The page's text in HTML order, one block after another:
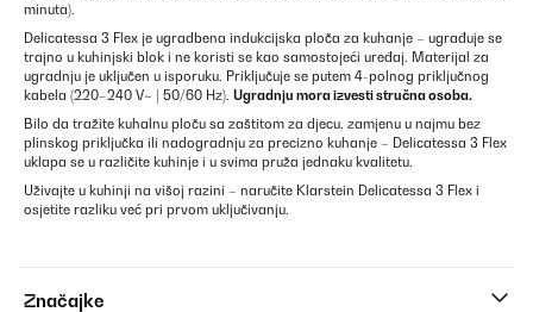
minuta).
Delicatessa 3 Flex je ugradbena indukcijska ploča za kuhanje – ugrađuje se
trajno u kuhinjski blok i ne koristi se kao samostojeći uređaj. Materijal za
ugradnju je uključen u isporuku. Priključuje se putem 4-polnog priključnog
kabela (220–240 V~ | 50/60 Hz). Ugradnju mora izvesti stručna osoba.
Bilo da tražite kuhalnu ploču sa zaštitom za djecu, zamjenu u najmu bez
plinskog priključka ili nadogradnju za precizno kuhanje – Delicatessa 3 Flex
uklapa se u različite kuhinje i u svima pruža jednaku kvalitetu.
Uživajte u kuhinji na višoj razini – naručite Klarstein Delicatessa 3 Flex i
osjetite razliku već pri prvom uključivanju.
Značajke